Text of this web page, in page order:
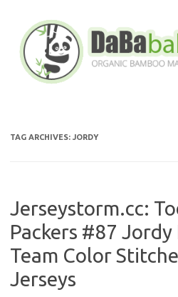
content
TAG ARCHIVES: JORDY
Jerseystorm.cc:
Packers #87 Jordy
Team Color
Jerseys